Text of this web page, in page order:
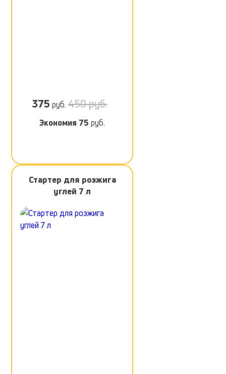
375 руб. 450 руб.
Экономия 75 руб.
Стартер для розжига
углей 7 л